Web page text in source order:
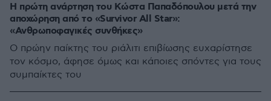
Η πρώτη ανάρτηση του Κώστα Παπαδόπουλου μετά την
αποχώρηση από το «Survivor All Star»:
«Ανθρωποφαγικές συνθήκες»
Ο πρώην παίκτης του ριάλιτι επιβίωσης ευχαρίστησε
τον κόσμο, άφησε όμως και κάποιες σπόντες για τους
συμπαίκτες του